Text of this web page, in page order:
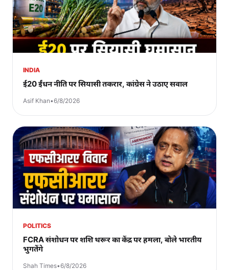
INDIA
ई20 ईंधन नीति पर सियासी तकरार, कांग्रेस ने उठाए सवाल
Asif Khan•6/8/2026
POLITICS
FCRA संशोधन पर शशि थरूर का केंद्र पर हमला, बोले भारतीय
भुगतेंगे
Shah Times•6/8/2026